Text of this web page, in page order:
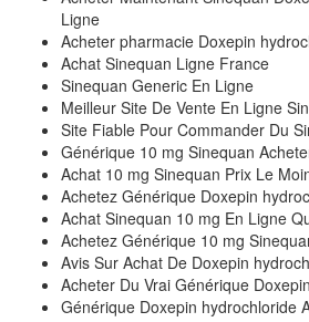
Ligne
Acheter pharmacie Doxepin
Achat Sinequan Ligne France
Sinequan Generic En Ligne
Meilleur Site De Vente En Ligne
Site Fiable Pour Commander Du
Générique 10 mg Sinequan
Achat 10 mg Sinequan Prix Le
Achetez Générique Doxepin
Achat Sinequan 10 mg En Ligne
Achetez Générique 10 mg
Avis Sur Achat De Doxepin
Acheter Du Vrai Générique
Générique Doxepin hydrochloride